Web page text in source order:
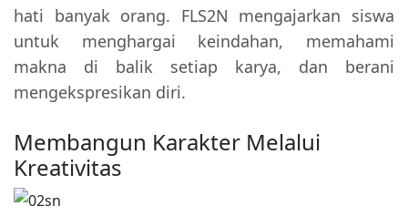
hati banyak orang. FLS2N mengajarkan siswa
untuk menghargai keindahan, memahami
makna di balik setiap karya, dan berani
mengekspresikan diri.
Membangun Karakter Melalui
Kreativitas